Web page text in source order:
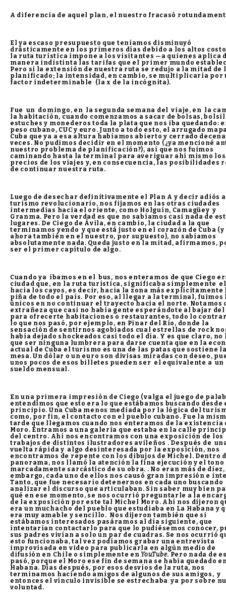
A diferencia de aquel plan, el nuestro fracasó
El ya escaso presupuesto que teníamos disminuyó
drásticamente en los primeros días debido a los altos
la ruta turística impone a los visitantes —a quienes aplica
manera indistinta las tarifas que el primer mundo
Pero si la extensión de nuestra ruta se redujo a la mitad de
planificado; la intensidad, en cambio, se multiplicaría por
factor indeterminable (la x de la incógnita).
Fue un domingo, en la segunda semana del viaje, en la
la habitación, cuando comenzamos a sacar de bolsas,
estuches y monederos toda la plata que nos iba quedando:
peso cubano, CUC y euro. Junto a todo esto, el arrugado
Cuba que ya a esa altura habíamos abierto y cerrado
veces. No pudimos decidir en el momento (¿ya mencioné
nuestro problema de planificación?), así que nos fuimos
caminando hasta la terminal para averiguar ahí mismo los
precios de los viajes y, en consecuencia, las posibilidades
de continuar nuestra ruta.
Luego de desechar definitivamente el Plan A y decir adiós
turismo revolucionario, nos fijamos en las otras ciudades
intermedias hacia el oriente, como Holguín, Camagüey y
Granma. Pero la verdad es que no sabíamos casi nada de
lugares. De Ciego de Ávila, en cambio, la ciudad a la que
terminamos yendo y que está justo en el corazón de Cuba (y
ahora también en el nuestro, por supuesto), no sabíamos
absolutamente nada. Queda justo en la mitad, afirmamos,
ser el primer capítulo de algo.
Cuando ya íbamos en el bus, nos enteramos de que Ciego
ciudad que, en la ruta turística, significaba simplemente
hacia los cayos, es decir, hacia la zona más explícitamente
piña de todo el país. Por eso, al llegar a la terminal, fuimos
únicos en no continuar el trayecto hacia el norte. Notamos
extrañeza que casi no había gente esperándote al bajar del
para ofrecerte habitaciones o restaurantes, todo lo
lo que nos pasó, por ejemplo, en Pinar del Río, donde la
sensación de sentirnos agobiados cual estrellas de rock
había dejado shockeados casi todo el día. Y es que claro, no
que ser ninguna lumbrera para darse cuenta que en la
actual de Cuba el turismo es una de las patas que sostiene
mesa. Un dólar o un euro son divisas miradas con deseo,
unos pocos de esos billetes pueden ser el equivalente a un
sueldo mensual.
En una primera impresión de Ciego (valga el juego de
entendimos que esto era lo que estábamos buscando desde
principio. Una Cuba menos mediada por la lógica del
como, por fin, el contacto con el pueblo cubano. Fue la
tarde que llegamos cuando nos enteramos de la existencia
Moro. Entramos a una galería que estaba en la calle
del centro. Ahí nos encontramos con una exposición de los
trabajos de distintos ilustradores avileños . Después de
vuelta rápida y algo desinteresada por la exposición, nos
encontramos de repente con los dibujos de Michel. Dentro
panorama, nos llamó la atención la fina ejecución y el tono
marcadamente sarcástico de su obra. . No eran más de
embargo, cada uno de ellos nos causó gran impresión e
Tanto, que fue necesario detenernos en cada uno buscando
analizar el discurso que articulaban. Sin saber muy bien
qué en ese momento, se nos ocurrió preguntarle a la
de la exposición por este tal Michel Moro. Ahí nos dijeron
era un muchacho del pueblo que estudiaba en La Habana y
era muy amable y sencillo. Nos dijeron también que si
estábamos interesados pasáramos al día siguiente, que
intentarían contactarlo para que lo pudiésemos conocer,
sus padres vivían a solo un par de cuadras. Se nos ocurrió
esto funcionaba, tal vez podíamos grabar una entrevista
improvisada en video para publicarla en algún medio de
difusión en Chile o simplemente enYouTube. Pero nada de
pasó, porque el Moro ese fin de semana se había quedado
Habana. Días después, por esos desvíos de la ruta, nos
terminamos haciendo amigos de algunos de sus amigos, y
entonces el vínculo invisible se estrechaba ya por sobre
voluntad.